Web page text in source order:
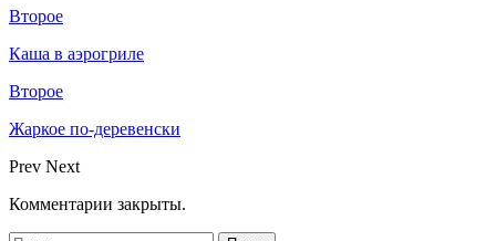
Второе
Каша в аэрогриле
Второе
Жаркое по-деревенски
Prev Next
Комментарии закрыты.